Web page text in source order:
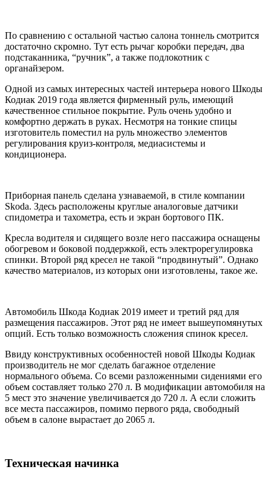
По сравнению с остальной частью салона тоннель смотрится
достаточно скромно. Тут есть рычаг коробки передач, два
подстаканника, “ручник”, а также подлокотник с
органайзером.
Одной из самых интересных частей интерьера нового Шкоды
Кодиак 2019 года является фирменный руль, имеющий
качественное стильное покрытие. Руль очень удобно и
комфортно держать в руках. Несмотря на тонкие спицы
изготовитель поместил на руль множество элементов
регулирования круиз-контроля, медиасистемы и
кондиционера.
Приборная панель сделана узнаваемой, в стиле компании
Skoda. Здесь расположены круглые аналоговые датчики
спидометра и тахометра, есть и экран бортового ПК.
Кресла водителя и сидящего возле него пассажира оснащены
обогревом и боковой поддержкой, есть электрорегулировка
спинки. Второй ряд кресел не такой “продвинутый”. Однако
качество материалов, из которых они изготовлены, такое же.
Автомобиль Шкода Кодиак 2019 имеет и третий ряд для
размещения пассажиров. Этот ряд не имеет вышеупомянутых
опций. Есть только возможность сложения спинок кресел.
Ввиду конструктивных особенностей новой Шкоды Кодиак
производитель не мог сделать багажное отделение
нормального объема. Со всеми разложенными сидениями его
объем составляет только 270 л. В модификации автомобиля на
5 мест это значение увеличивается до 720 л. А если сложить
все места пассажиров, помимо первого ряда, свободный
объем в салоне вырастает до 2065 л.
Техническая начинка